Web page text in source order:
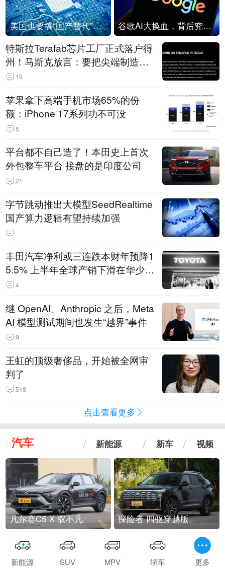
美国也要搞“国产替代”？先算清三笔账 谷歌AI大换血，背后究竟发生了什么？
特斯拉Terafab芯片工厂正式落户得
州！马斯克放言：要把尖端制造带
回美国
19
苹果拿下高端手机市场65%的份
额：iPhone 17系列功不可没
5
平台都不自己造了！本田史上首次
外包整车平台 接盘的是印度公司
21
字节跳动推出大模型SeedRealtime
国产算力逻辑有望持续加强
丰田汽车净利或三连跌本财年预降1
5.5% 上半年全球产销下滑在华少卖
14.3万辆
4
继 OpenAI、Anthropic 之后，Meta
AI 模型测试期间也发生“越界”事件
9
王虹的顶级奢侈品，开始被全网审
判了
518
点击查看更多
汽车 新能源 新车 视频
凡尔赛C5 X 驭不凡 探险者 四驱穿越版
新能源 SUV MPV 轿车 更多